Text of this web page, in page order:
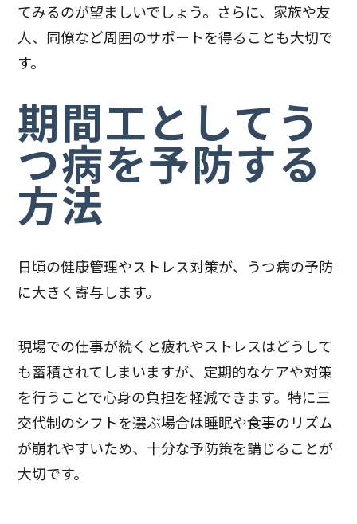
てみるのが望ましいでしょう。さらに、家族や友
人、同僚など周囲のサポートを得ることも大切で
す。
期間工としてう
つ病を予防する
方法
日頃の健康管理やストレス対策が、うつ病の予防
に大きく寄与します。
現場での仕事が続くと疲れやストレスはどうして
も蓄積されてしまいますが、定期的なケアや対策
を行うことで心身の負担を軽減できます。特に三
交代制のシフトを選ぶ場合は睡眠や食事のリズム
が崩れやすいため、十分な予防策を講じることが
大切です。